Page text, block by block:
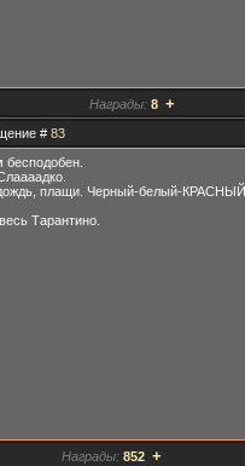
Награды: 8 +
# 83
дождь, плащи. Черный-белый-
Тарантино.
Награды: 852 +